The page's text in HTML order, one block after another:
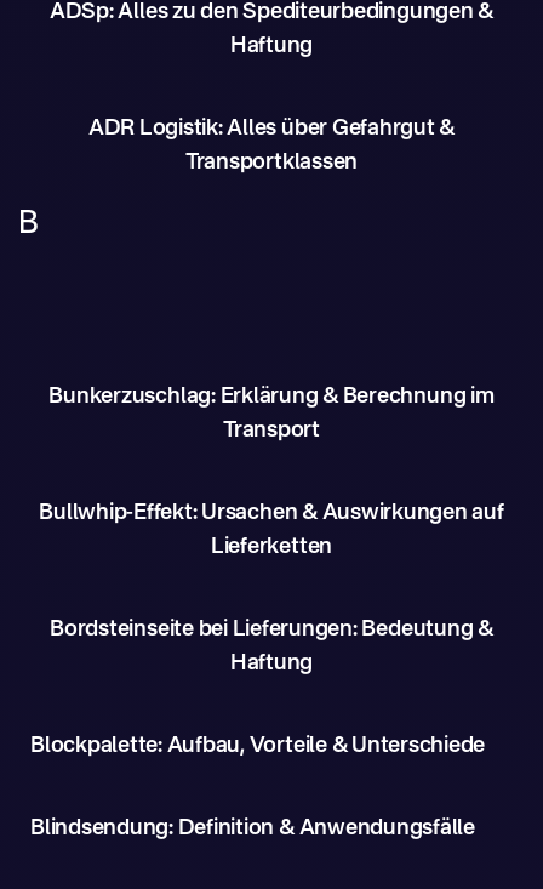
ADSp: Alles zu den Spediteurbedingungen &
Haftung
ADR Logistik: Alles über Gefahrgut &
Transportklassen
B
Bunkerzuschlag: Erklärung & Berechnung im
Transport
Bullwhip-Effekt: Ursachen & Auswirkungen auf
Lieferketten
Bordsteinseite bei Lieferungen: Bedeutung &
Haftung
Blockpalette: Aufbau, Vorteile & Unterschiede
Blindsendung: Definition & Anwendungsfälle